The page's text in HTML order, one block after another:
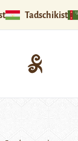
Tadschikistan